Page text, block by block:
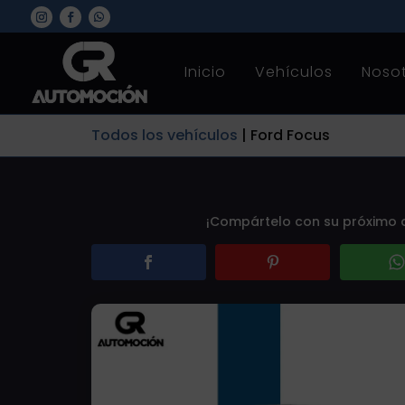
Inicio Vehículos
Todos los vehículos | Ford Focus
¡Compártelo con su próximo